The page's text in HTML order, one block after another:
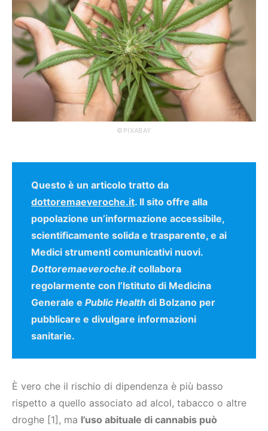
©PIXABAY
Questo è un articolo tratto da
dottoremaeveroche.it. Il sito offre alla
popolazione un’informazione accessibile,
scientificamente solida e trasparente, e ai
Medici strumenti comunicativi nuovi.
Dottoremaeveroche.itcollabora
regolarmente con l’Istituto di Medicina
Generale e Public Health di Bolzano per
pubblicare e divulgare informazioni
sanitarie.
È vero che il rischio di dipendenza è più basso
rispetto a quello associato ad alcol, tabacco o altre
droghe [1], ma l’uso abituale di cannabis può